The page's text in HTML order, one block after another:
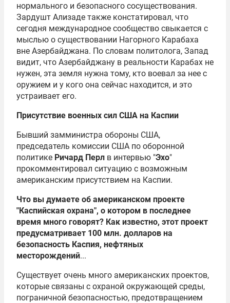
нормального и безопасного сосуществования.
Зардушт Ализаде также констатировал, что
сегодня международное сообщество свыкается с
мыслью о существовании Нагорного Карабаха
вне Азербайджана. По словам политолога, Запад
видит, что Азербайджану в реальности Карабах не
нужен, эта земля нужна тому, кто воевал за нее с
оружием и у кого она сейчас находится, и это
устраивает его.
Присутствие военных сил США на Каспии
Бывший замминистра обороны США,
председатель комиссии США по оборонной
политике Ричард Перл в интервью "Эхо"
прокомментировал ситуацию с возможным
американским присутствием на Каспии.
Что вы думаете об американском проекте
"Каспийская охрана", о котором в последнее
время много говорят? Как известно, этот проект
предусматривает 100 млн. долларов на
безопасность Каспия, нефтяных
месторождений...
Существует очень много американских проектов,
которые связаны с охраной окружающей среды,
пограничной безопасностью, предотвращением